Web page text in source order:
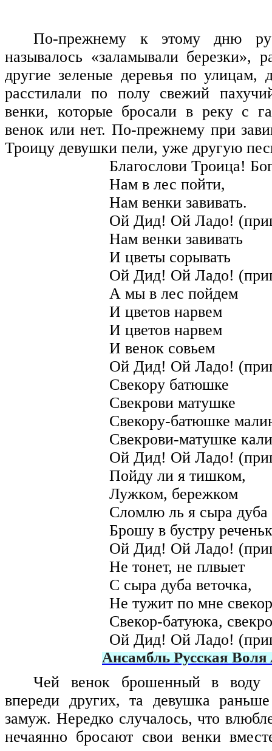
По-прежнему к этому дню
называлось «заламывали березки»,
другие зеленые деревья по улицам,
расстилали по полу свежий
венки, которые бросали в реку с
венок или нет. По-прежнему при
Троицу девушки пели, уже другую
Благослови Троица!
Нам в лес пойти,
Нам венки завивать.
Ой Дид! Ой Ладо!
Нам венки завивать
И цветы сорывать
Ой Дид! Ой Ладо!
А мы в лес пойдем
И цветов нарвем
И цветов нарвем
И венок совьем
Ой Дид! Ой Ладо!
Свекору батюшке
Свекрови матушке
Свекору-батюшке
Свекрови-матушке
Ой Дид! Ой Ладо!
Пойду ли я тишком,
Лужком, бережком
Сломлю ль я сыра дуба
Брошу в бустру
Ой Дид! Ой Ладо!
Не тонет, не плвыет
С сыра дуба веточка,
Не тужит по мне
Свекор-батуюка,
Ой Дид! Ой Ладо!
Ансамбль Русская Воля
Чей венок брошенный в воду
впереди других, та девушка
замуж. Нередко случалось, что
нечаянно бросают свои венки